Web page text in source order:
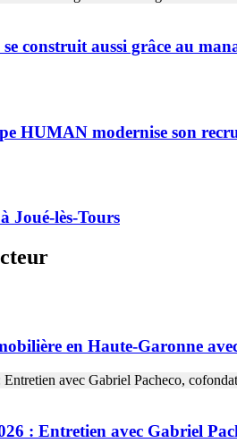
construit aussi grâce au
HUMAN modernise son
Joué-lès-Tours
en Haute-Garonne
: Entretien avec Gabriel